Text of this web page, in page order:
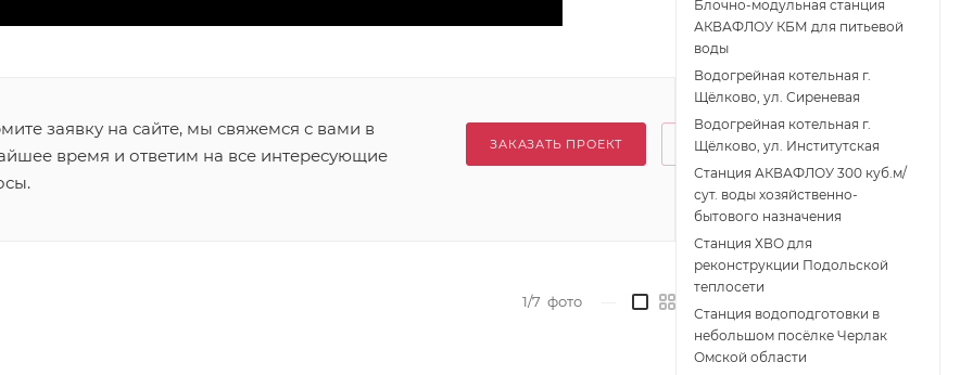
заявку на сайте, мы свяжемся с вами в
время и ответим на все интересующие
ЗАКАЗАТЬ ПРОЕКТ
1/7 фото
Блочно-модульная станция
АКВАФЛОУ КБМ для питьевой
воды
Водогрейная котельная г.
Щёлково, ул. Сиреневая
Водогрейная котельная г.
Щёлково, ул. Институтская
Станция АКВАФЛОУ 300 куб.м/
сут. воды хозяйственно-
бытового назначения
Станция ХВО для
реконструкции Подольской
теплосети
Станция водоподготовки в
небольшом посёлке Черлак
Омской области